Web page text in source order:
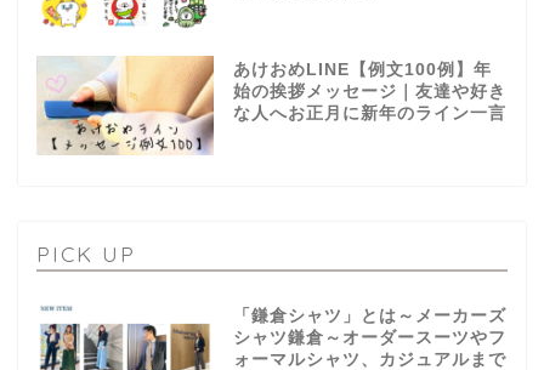
あけおめLINE【例文100例】年
始の挨拶メッセージ｜友達や好き
な人へお正月に新年のライン一言
PICK UP
「鎌倉シャツ」とは～メーカーズ
シャツ鎌倉～オーダースーツやフ
ォーマルシャツ、カジュアルまで